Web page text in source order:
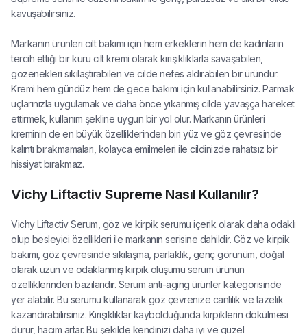
kavuşabilirsiniz.
Markanın ürünleri cilt bakımı için hem erkeklerin hem de kadınların
tercih ettiği bir kuru cilt kremi olarak kırışıklıklarla savaşabilen,
gözenekleri sıkılaştırabilen ve cilde nefes aldırabilen bir üründür.
Kremi hem gündüz hem de gece bakımı için kullanabilirsiniz. Parmak
uçlarınızla uygulamak ve daha önce yıkanmış cilde yavaşça hareket
ettirmek, kullanım şekline uygun bir yol olur. Markanın ürünleri
kreminin de en büyük özelliklerinden biri yüz ve göz çevresinde
kalıntı bırakmamaları, kolayca emilmeleri ile cildinizde rahatsız bir
hissiyat bırakmaz.
Vichy Liftactiv Supreme Nasıl Kullanılır?
Vichy Liftactiv Serum, göz ve kirpik serumu içerik olarak daha odaklı
olup besleyici özellikleri ile markanın serisine dahildir. Göz ve kirpik
bakımı, göz çevresinde sıkılaşma, parlaklık, genç görünüm, doğal
olarak uzun ve odaklanmış kirpik oluşumu serum ürünün
özelliklerinden bazılarıdır. Serum anti-aging ürünler kategorisinde
yer alabilir. Bu serumu kullanarak göz çevrenize canlılık ve tazelik
kazandırabilirsiniz. Kırışıklıklar kaybolduğunda kirpiklerin dökülmesi
durur, hacim artar. Bu şekilde kendinizi daha iyi ve güzel